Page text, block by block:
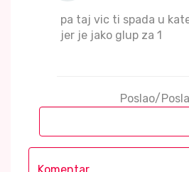
pa taj vic ti spada u
jer je jako glup za 1
Poslao/